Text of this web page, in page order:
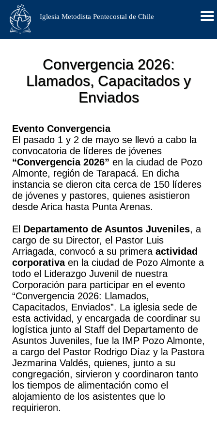
Iglesia Metodista Pentecostal de Chile
Convergencia 2026:
Llamados, Capacitados y
Enviados
Evento Convergencia
El pasado 1 y 2 de mayo se llevó a cabo la
convocatoria de líderes de jóvenes
“Convergencia 2026” en la ciudad de Pozo
Almonte, región de Tarapacá. En dicha
instancia se dieron cita cerca de 150 líderes
de jóvenes y pastores, quienes asistieron
desde Arica hasta Punta Arenas.
El Departamento de Asuntos Juveniles, a
cargo de su Director, el Pastor Luis
Arriagada, convocó a su primera actividad
corporativaen la ciudad de Pozo Almonte a
todo el Liderazgo Juvenil de nuestra
Corporación para participar en el evento
“Convergencia 2026: Llamados,
Capacitados, Enviados”. La iglesia sede de
esta actividad, y encargada de coordinar su
logística junto al Staff del Departamento de
Asuntos Juveniles, fue la IMP Pozo Almonte,
a cargo del Pastor Rodrigo Díaz y la Pastora
Jezmarina Valdés, quienes, junto a su
congregación, sirvieron y coordinaron tanto
los tiempos de alimentación como el
alojamiento de los asistentes que lo
requirieron.